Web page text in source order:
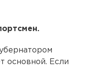
основной. Если